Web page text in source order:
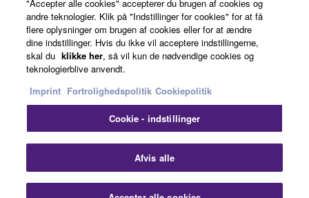
Danmark - English
Business
Kontakt osBetingelser og vilkårFortrolighedspolitik
CookiepolitikImprint
"Accepter alle cookies" accepterer du brugen af cookies og
andre teknologier. Klik på "Indstillinger for cookies" for at få
flere oplysninger om brugen af cookies eller for at ændre
dine indstillinger. Hvis du ikke vil acceptere indstillingerne,
skal du klikke her, så vil kun de nødvendige cookies og
teknologierblive anvendt.
Imprint Fortrolighedspolitik Cookiepolitik
Cookie - indstillinger
Afvis alle